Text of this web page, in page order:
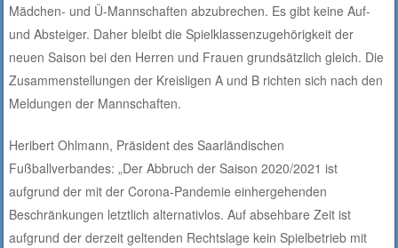
Mädchen- und Ü-Mannschaften abzubrechen. Es gibt keine Auf-
und Absteiger. Daher bleibt die Spielklassenzugehörigkeit der
neuen Saison bei den Herren und Frauen grundsätzlich gleich. Die
Zusammenstellungen der Kreisligen A und B richten sich nach den
Meldungen der Mannschaften.
Heribert Ohlmann, Präsident des Saarländischen
Fußballverbandes: „Der Abbruch der Saison 2020/2021 ist
aufgrund der mit der Corona-Pandemie einhergehenden
Beschränkungen letztlich alternativlos. Auf absehbare Zeit ist
aufgrund der derzeit geltenden Rechtslage kein Spielbetrieb mit